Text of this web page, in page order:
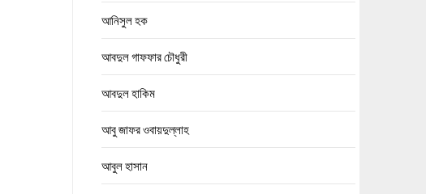
আনিসুল হক
আবদুল গাফফার চৌধুরী
আবদুল হাকিম
আবু জাফর ওবায়দুল্লাহ
আবুল হাসান